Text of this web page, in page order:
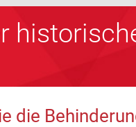
die